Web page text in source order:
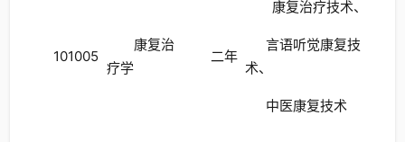
101005
康复治
疗学
二年
康复治疗技术、
言语听觉康复技
术、
中医康复技术